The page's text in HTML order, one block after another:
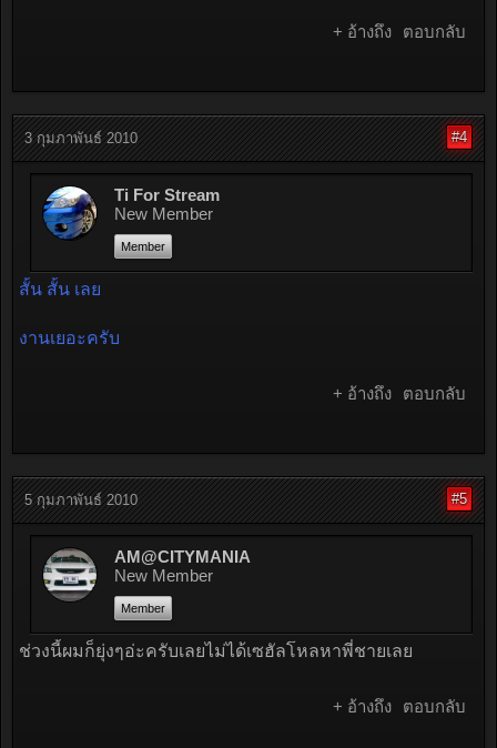
+ อ้างถึง ตอบกลับ
3 กุมภาพันธ์ 2010 #4
Ti For Stream
New Member
Member
สั้น สั้น เลย
งานเยอะครับ
+ อ้างถึง ตอบกลับ
5 กุมภาพันธ์ 2010 #5
AM@CITYMANIA
New Member
Member
ช่วงนี้ผมก็ยุ่งๆอ่ะครับเลยไม่ได้เซฮัลโหลหาพี่ชายเลย
+ อ้างถึง ตอบกลับ